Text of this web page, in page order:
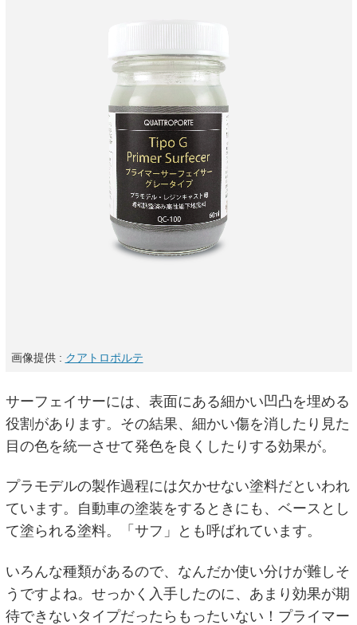
画像提供 : クアトロポルテ
サーフェイサーには、表面にある細かい凹凸を埋める
役割があります。その結果、細かい傷を消したり見た
目の色を統一させて発色を良くしたりする効果が。
プラモデルの製作過程には欠かせない塗料だといわれ
ています。自動車の塗装をするときにも、ベースとし
て塗られる塗料。「サフ」とも呼ばれています。
いろんな種類があるので、なんだか使い分けが難しそ
うですよね。せっかく入手したのに、あまり効果が期
待できないタイプだったらもったいない！プライマー